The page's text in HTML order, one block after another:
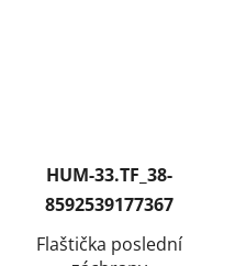
HUM-33.TF_38-
8592539177367
Flaštička poslední